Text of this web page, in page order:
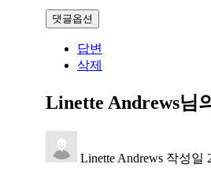
댓글옵션
답변
삭제
Linette Andrews님
Linette Andrews 작성일